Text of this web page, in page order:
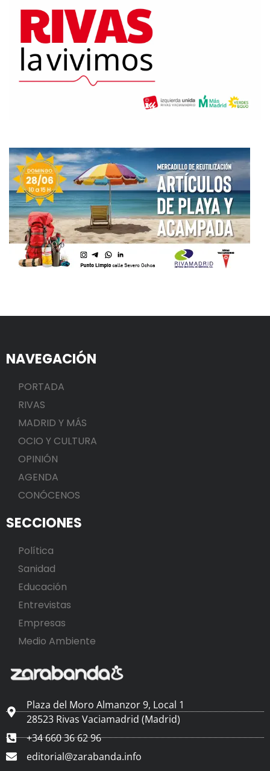
NAVEGACIÓN
PORTADA
RIVAS
MADRID Y MÁS
OCIO Y CULTURA
OPINIÓN
AGENDA
CONÓCENOS
SECCIONES
Política
Sanidad
Educación
Entrevistas
Empresas
Medio Ambiente
Plaza del Moro Almanzor 9, Local 1
28523 Rivas Vaciamadrid (Madrid)
+34 660 36 62 96
editorial@zarabanda.info